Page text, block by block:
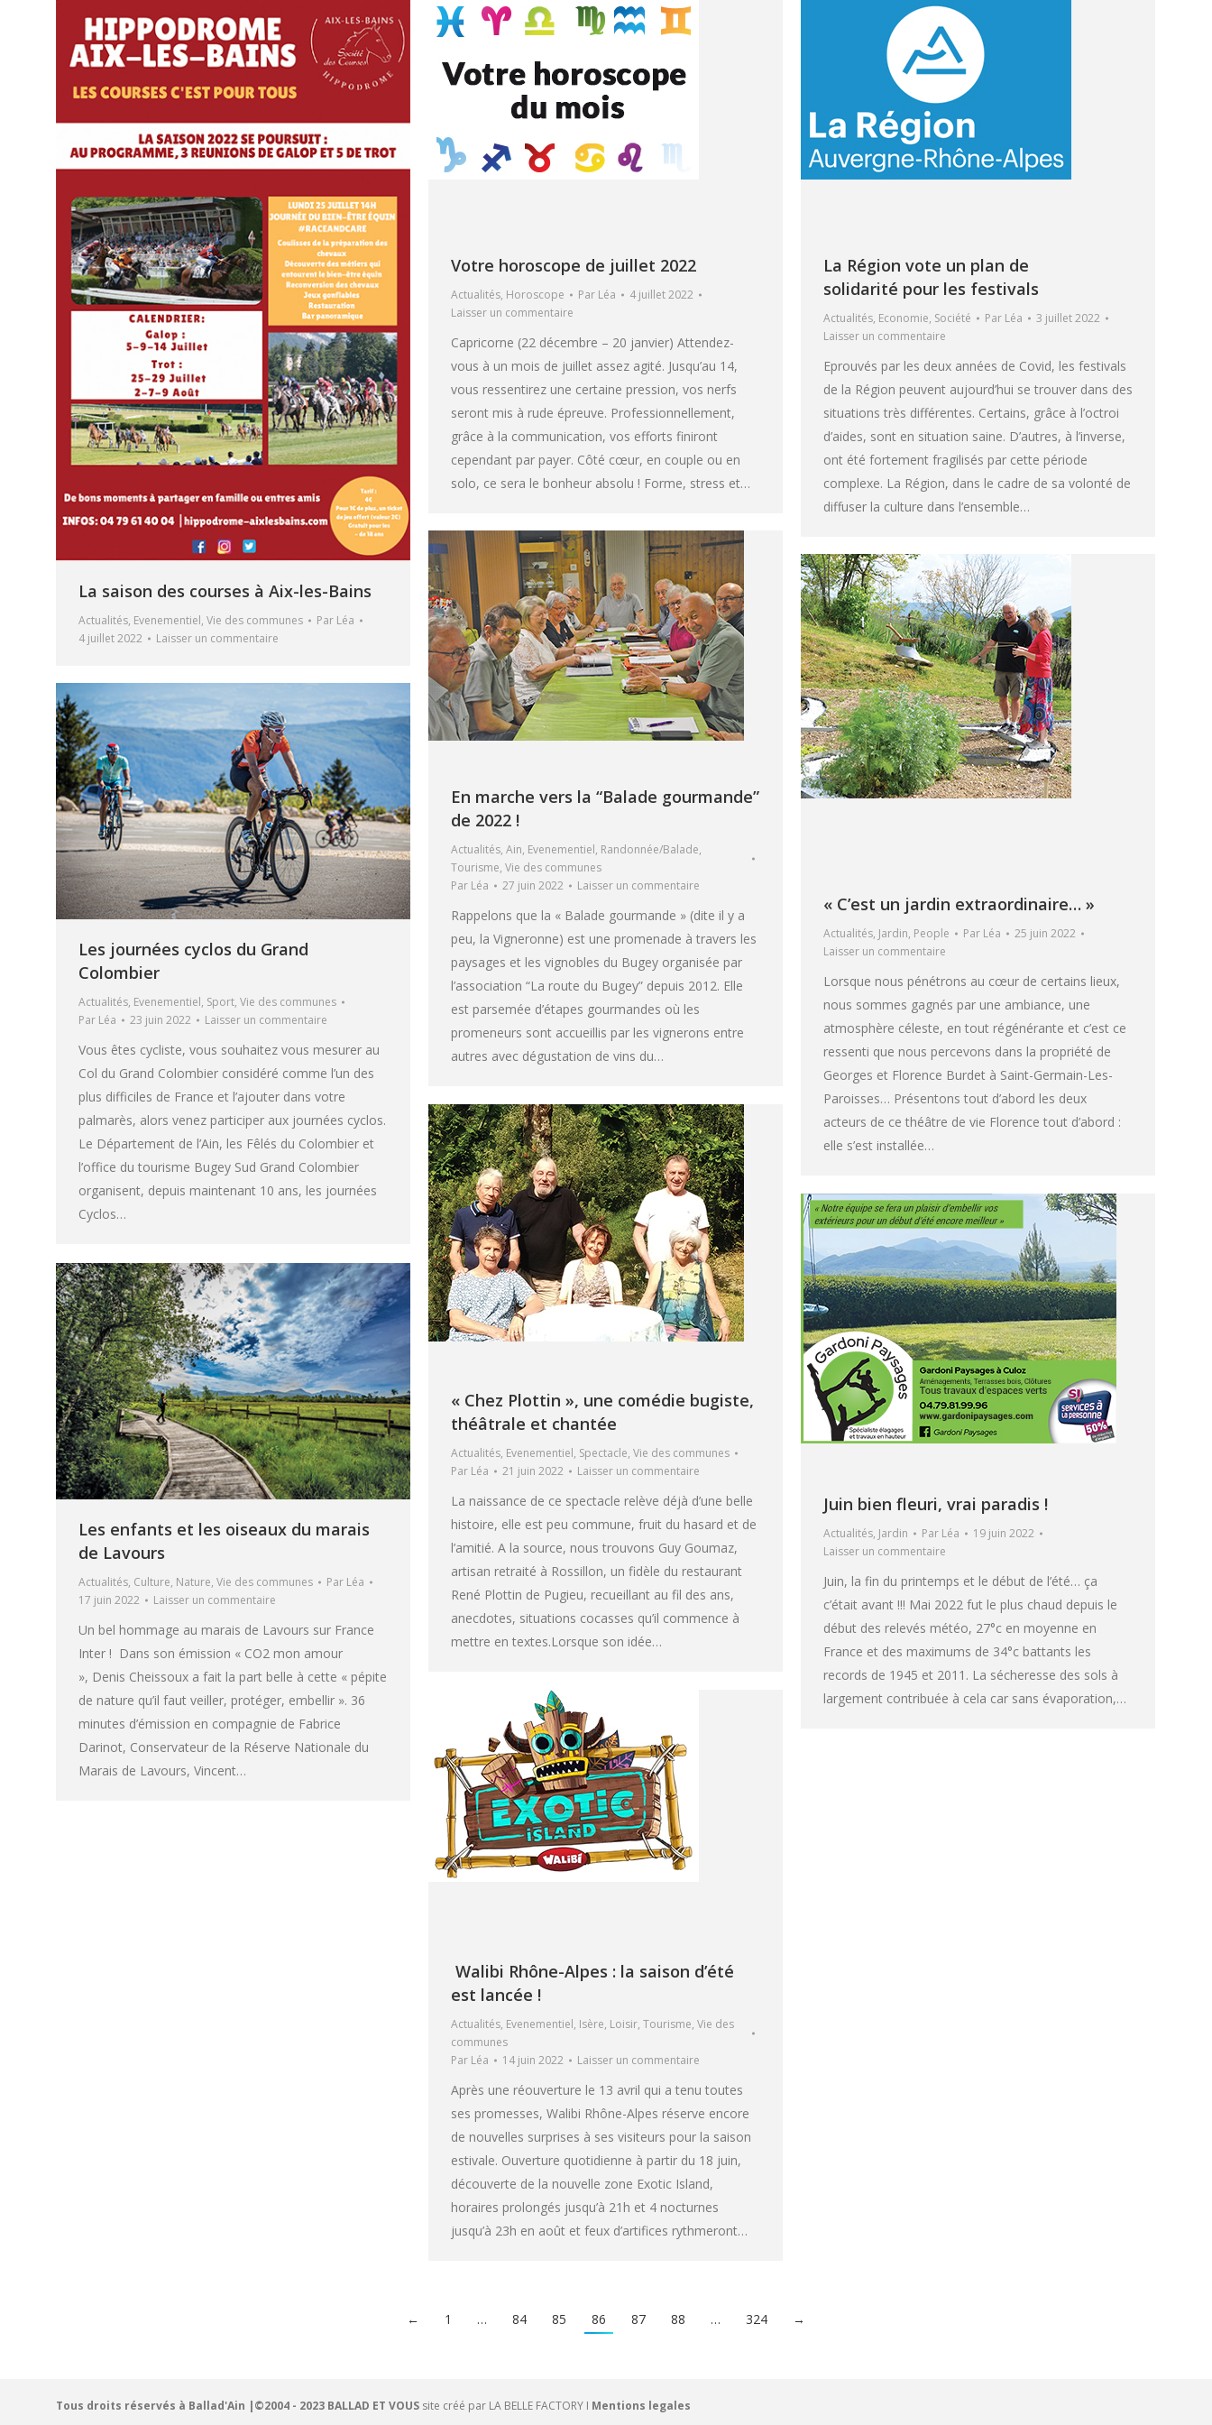
La saison des courses à Aix-les-Bains
Actualités, Evenementiel, Vie des communes Par Léa
4 juillet 2022
Laisser un commentaire
Votre horoscope de juillet 2022
Actualités, Horoscope Par Léa
4 juillet 2022
Laisser un commentaire
Capricorne (22 décembre – 20 janvier) Attendez-
vous à un mois de juillet assez agité. Jusqu’au 14,
vous ressentirez une certaine pression, vos nerfs
seront mis à rude épreuve. Professionnellement,
grâce à la communication, vos efforts finiront
cependant par payer. Côté cœur, en couple ou en
solo, ce sera le bonheur absolu ! Forme, stress et…
La Région vote un plan de
solidarité pour les festivals
Actualités, Economie, Société Par Léa
3 juillet 2022
Laisser un commentaire
Eprouvés par les deux années de Covid, les festivals
de la Région peuvent aujourd’hui se trouver dans des
situations très différentes. Certains, grâce à l’octroi
d’aides, sont en situation saine. D’autres, à l’inverse,
ont été fortement fragilisés par cette période
complexe. La Région, dans le cadre de sa volonté de
diffuser la culture dans l’ensemble…
En marche vers la “Balade gourmande”
de 2022 !
Actualités, Ain, Evenementiel, Randonnée/Balade,
Tourisme, Vie des communes
Par Léa 27 juin 2022 Laisser un commentaire
Rappelons que la « Balade gourmande » (dite il y a
peu, la Vigneronne) est une promenade à travers les
paysages et les vignobles du Bugey organisée par
l’association “La route du Bugey” depuis 2012. Elle
est parsemée d’étapes gourmandes où les
promeneurs sont accueillis par les vignerons entre
autres avec dégustation de vins du…
« C’est un jardin extraordinaire… »
Actualités, Jardin, People Par Léa
25 juin 2022
Laisser un commentaire
Lorsque nous pénétrons au cœur de certains lieux,
nous sommes gagnés par une ambiance, une
atmosphère céleste, en tout régénérante et c’est ce
ressenti que nous percevons dans la propriété de
Georges et Florence Burdet à Saint-Germain-Les-
Paroisses… Présentons tout d’abord les deux
acteurs de ce théâtre de vie Florence tout d’abord :
elle s’est installée…
Les journées cyclos du Grand
Colombier
Actualités, Evenementiel, Sport, Vie des communes
Par Léa 23 juin 2022 Laisser un commentaire
Vous êtes cycliste, vous souhaitez vous mesurer au
Col du Grand Colombier considéré comme l’un des
plus difficiles de France et l’ajouter dans votre
palmarès, alors venez participer aux journées cyclos.
Le Département de l’Ain, les Fêlés du Colombier et
l’office du tourisme Bugey Sud Grand Colombier
organisent, depuis maintenant 10 ans, les journées
Cyclos…
« Chez Plottin », une comédie bugiste,
théâtrale et chantée
Actualités, Evenementiel, Spectacle, Vie des communes
Par Léa 21 juin 2022 Laisser un commentaire
La naissance de ce spectacle relève déjà d’une belle
histoire, elle est peu commune, fruit du hasard et de
l’amitié. A la source, nous trouvons Guy Goumaz,
artisan retraité à Rossillon, un fidèle du restaurant
René Plottin de Pugieu, recueillant au fil des ans,
anecdotes, situations cocasses qu’il commence à
mettre en textes.Lorsque son idée…
Juin bien fleuri, vrai paradis !
Actualités, Jardin Par Léa
19 juin 2022
Laisser un commentaire
Juin, la fin du printemps et le début de l’été… ça
c’était avant !!! Mai 2022 fut le plus chaud depuis le
début des relevés météo, 27°c en moyenne en
France et des maximums de 34°c battants les
records de 1945 et 2011. La sécheresse des sols à
largement contribuée à cela car sans évaporation,…
Les enfants et les oiseaux du marais
de Lavours
Actualités, Culture, Nature, Vie des communes Par Léa
17 juin 2022
Laisser un commentaire
Un bel hommage au marais de Lavours sur France
Inter ! Dans son émission « CO2 mon amour
», Denis Cheissoux a fait la part belle à cette « pépite
de nature qu’il faut veiller, protéger, embellir ». 36
minutes d’émission en compagnie de Fabrice
Darinot, Conservateur de la Réserve Nationale du
Marais de Lavours, Vincent…
Walibi Rhône-Alpes : la saison d’été
est lancée !
Actualités, Evenementiel, Isère, Loisir, Tourisme, Vie des
communes
Par Léa 14 juin 2022 Laisser un commentaire
Après une réouverture le 13 avril qui a tenu toutes
ses promesses, Walibi Rhône-Alpes réserve encore
de nouvelles surprises à ses visiteurs pour la saison
estivale. Ouverture quotidienne à partir du 18 juin,
découverte de la nouvelle zone Exotic Island,
horaires prolongés jusqu’à 21h et 4 nocturnes
jusqu’à 23h en août et feux d’artifices rythmeront…
← 1 … 84 85 86 87 88 … 324 →
Tous droits réservés à Ballad'Ain |©2004 - 2023 BALLAD ET VOUS site créé par LA BELLE FACTORY I Mentions legales